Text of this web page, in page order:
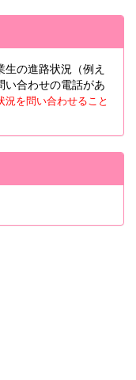
の進路状況（例え
合わせの電話があ
を問い合わせること